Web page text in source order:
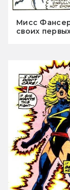
Мисс
своих